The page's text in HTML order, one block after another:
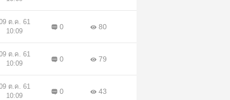
ต.ค. 61
10:09
0 80
ต.ค. 61
10:09
0 79
ต.ค. 61
10:09
0 43